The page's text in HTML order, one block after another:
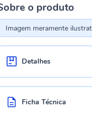
o produto
Imagem meramente
Detalhes
Ficha Técnica